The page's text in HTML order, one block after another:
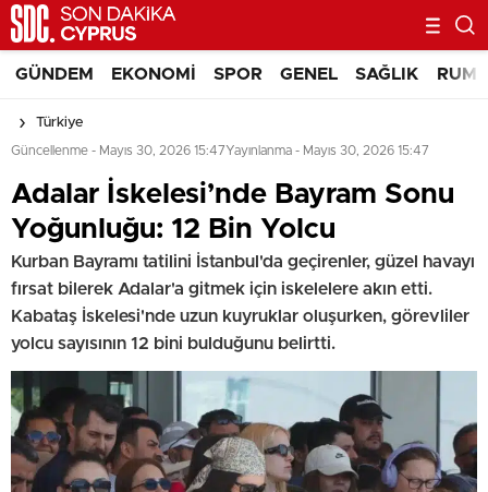
GÜNDEM EKONOMI SPOR GENEL SAĞLIK RUM
Türkiye
Güncellenme - Mayıs 30, 2026 15:47Yayınlanma - Mayıs 30, 2026 15:47
Adalar İskelesi’nde Bayram Sonu
Yoğunluğu: 12 Bin Yolcu
Kurban Bayramı tatilini İstanbul'da geçirenler, güzel havayı
fırsat bilerek Adalar'a gitmek için iskelelere akın etti.
Kabataş İskelesi'nde uzun kuyruklar oluşurken, görevliler
yolcu sayısının 12 bini bulduğunu belirtti.